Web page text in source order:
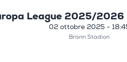
League 2025/2026
02 ottobre 2025 -
Brann Stadion